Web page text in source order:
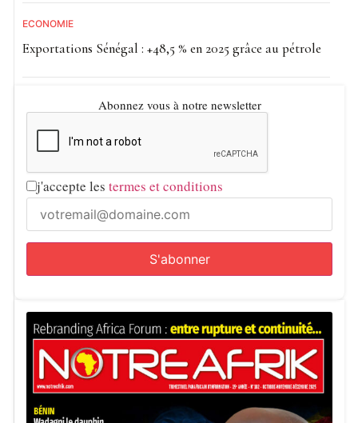
ECONOMIE
Exportations Sénégal : +48,5 % en 2025 grâce au pétrole
Abonnez vous à notre newsletter
j'accepte les termes et conditions